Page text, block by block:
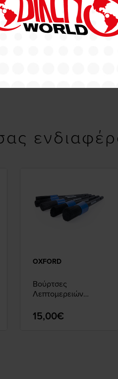
OXFORD
Βούρτσες
Λεπτομερειών
15,00€